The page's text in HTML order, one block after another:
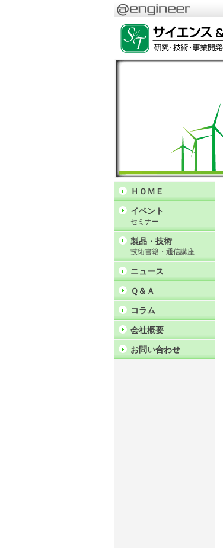
ＨＯＭＥ
イベント
セミナー
製品・技術
技術書籍・通信講座
ニュース
Ｑ＆Ａ
コラム
会社概要
お問い合わせ